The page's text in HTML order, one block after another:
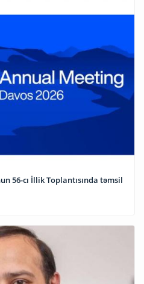
56-cı İllik Toplantısında təmsil